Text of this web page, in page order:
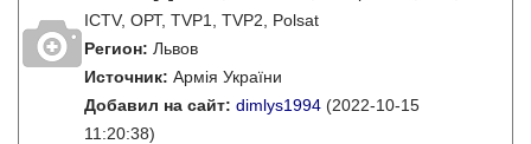
ICTV, ОРТ, TVP1, TVP2, Polsat
Регион: Львов
Источник: Армія України
Добавил на сайт: dimlys1994 (2022-10-15
11:20:38)